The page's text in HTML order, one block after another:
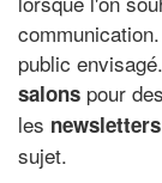
public
salons pour
les newsletters
sujet.